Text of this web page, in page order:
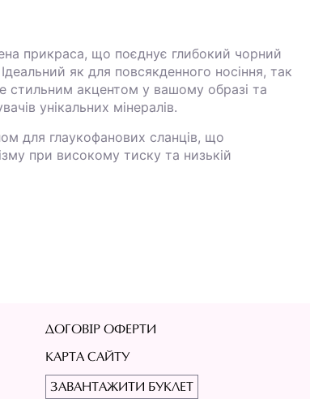
прикраса, що поєднує глибокий чорний
як для повсякденного носіння, так
стильним акцентом у вашому образі та
унікальних мінералів.
для глаукофанових сланців, що
при високому тиску та низькій
ДОГОВІР ОФЕРТИ
КАРТА САЙТУ
ЗАВАНТАЖИТИ БУКЛЕТ